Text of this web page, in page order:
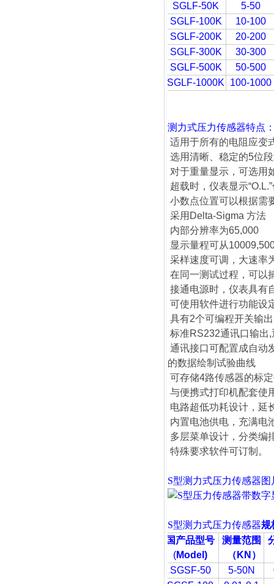
SGLF-50K
5-50
SGLF-100K
10-100
SGLF-200K
20-200
SGLF-300K
30-300
SGLF-500K
50-500
SGLF-1000K
100-1000
测力式压力传感器特点
适用于所有的电阻应变
选用清晰、稳定的5位
对于重量显示，可选用
超载时，仪表显示
小数点位置可以根据需
采用Delta-Sigma 方法
内部分辨率为65,000
显示量程可从
采样速度可调，大速率
在同一测试过程，可以
接通电源时，仪表具有
可使用软件进行功能设
具有2个可编程开关输
标准RS232通讯口输出
通讯接口可配置成自动
的数据绘制试验曲线
可存储4路传感器的标
与便携式打印机配套使
电路超低功耗设计，延
内置电池供电，充满电
多层菜单设计，分类编
特殊要求软件可订制。
S型测力式压力传感器图
S型测力式压力传感器规
国产品型号
(Model)
测量范围
（ KN ）
SGSF-50
5-50N